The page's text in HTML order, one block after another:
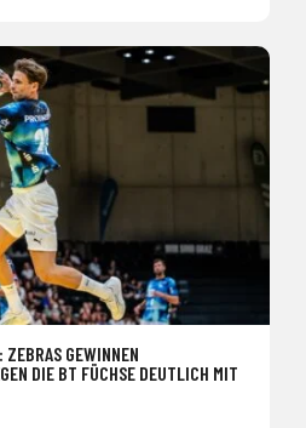
GEWINNEN
DIE BT FÜCHSE DEUTLICH MIT